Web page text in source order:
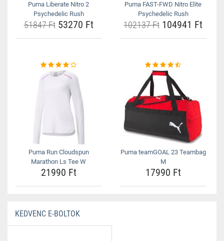
Puma Liberate Nitro 2
Psychedelic Rush
51847 Ft53270 Ft
Puma FAST-FWD Nitro Elite
Psychedelic Rush
102137 Ft 104941 Ft
Puma Run Cloudspun
Marathon Ls Tee W
21990 Ft
Puma teamGOAL 23 Teambag
M
17990 Ft
KEDVENC E-BOLTOK